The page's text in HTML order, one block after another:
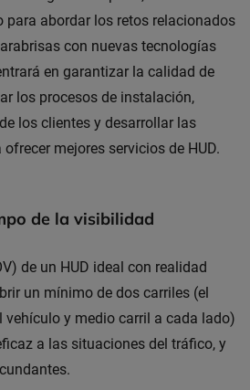
para abordar los retos relacionados
con nuevas tecnologías
en garantizar la calidad de
los procesos de instalación,
los clientes y desarrollar las
mejores servicios de HUD.
de la visibilidad
de un HUD ideal con realidad
un mínimo de dos carriles (el
vehículo y medio carril a cada lado)
a las situaciones del tráfico, y